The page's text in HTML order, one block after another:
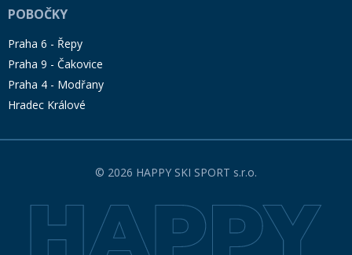
POBOČKY
Praha 6 - Řepy
Praha 9 - Čakovice
Praha 4 - Modřany
Hradec Králové
© 2026 HAPPY SKI SPORT s.r.o.